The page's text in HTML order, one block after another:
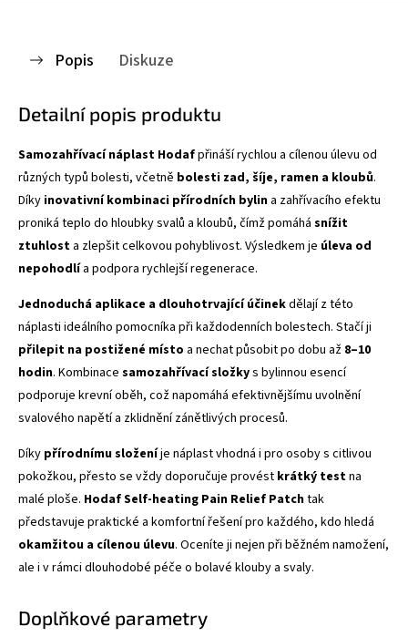
Popis Diskuze
Detailní popis produktu
Samozahřívací náplast Hodafpřináší rychlou a cílenou úlevu od
různých typů bolesti, včetně bolesti zad, šíje, ramen a kloubů.
Díky inovativní kombinaci přírodních bylin a zahřívacího efektu
proniká teplo do hloubky svalů a kloubů, čímž pomáhá snížit
ztuhlost a zlepšit celkovou pohyblivost. Výsledkem je úleva od
nepohodlía podpora rychlejší regenerace.
Jednoduchá aplikace a dlouhotrvající účinekdělají z této
náplasti ideálního pomocníka při každodenních bolestech. Stačí ji
přilepit na postižené místo a nechat působit po dobu až 8–10
hodin. Kombinace samozahřívací složkys bylinnou esencí
podporuje krevní oběh, což napomáhá efektivnějšímu uvolnění
svalového napětí a zklidnění zánětlivých procesů.
Díky přírodnímu složeníje náplast vhodná i pro osoby s citlivou
pokožkou, přesto se vždy doporučuje provést krátký testna
malé ploše. Hodaf Self-heating Pain Relief Patchtak
představuje praktické a komfortní řešení pro každého, kdo hledá
okamžitou a cílenou úlevu. Oceníte ji nejen při běžném namožení,
ale i v rámci dlouhodobé péče o bolavé klouby a svaly.
Doplňkové parametry